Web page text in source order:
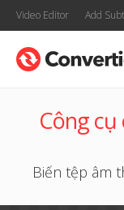
Video Editor Add
Công
Biến tệp âm